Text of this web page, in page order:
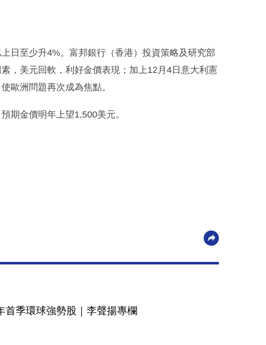
日至少升4%。富邦銀行（香港）投資策略及研究部
，美元回軟，利好金價表現；加上12月4日意大利憲
歐洲問題再次成為焦點。
期金價明年上望1,500美元。
首季環球強勢股｜李聲揚專欄